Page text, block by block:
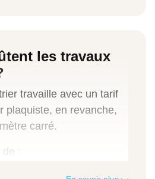
les travaux
travaille avec un tarif
plaquiste, en revanche,
carré.
: